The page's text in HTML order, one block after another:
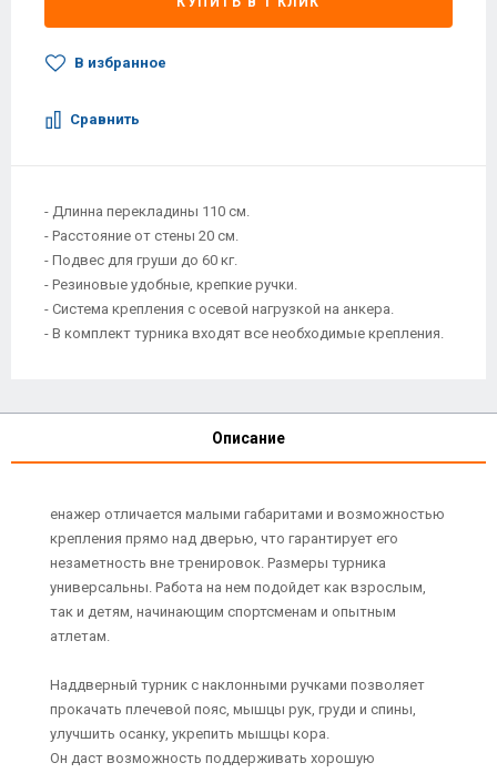
В избранное
Сравнить
- Длинна перекладины 110 см.
- Расстояние от стены 20 см.
- Подвес для груши до 60 кг.
- Резиновые удобные, крепкие ручки.
- Система крепления с осевой нагрузкой на анкера.
- В комплект турника входят все необходимые крепления.
Описание
енажер отличается малыми габаритами и возможностью
крепления прямо над дверью, что гарантирует его
незаметность вне тренировок. Размеры турника
универсальны. Работа на нем подойдет как взрослым,
так и детям, начинающим спортсменам и опытным
атлетам.
Наддверный турник с наклонными ручками позволяет
прокачать плечевой пояс, мышцы рук, груди и спины,
улучшить осанку, укрепить мышцы кора.
Он даст возможность поддерживать хорошую